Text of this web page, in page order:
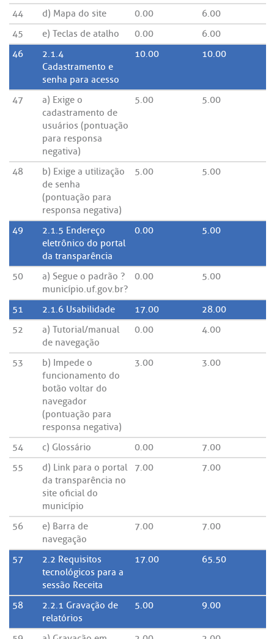
44 d) Mapa do site 0.00
6.00
45
e) Teclas de atalho 0.00
6.00
46
2.1.4
Cadastramento e
senha para acesso
10.00 10.00
47
a) Exige o
cadastramento de
usuários (pontuação
para responsa
negativa)
5.00 5.00
48
b) Exige a utilização
de senha
(pontuação para
responsa negativa)
5.00 5.00
49
2.1.5 Endereço
eletrônico do portal
da transparência
0.00 5.00
50
a) Segue o padrão ?
município.uf.gov.br?
0.00 5.00
51 2.1.6 Usabilidade 17.00
28.00
52
a) Tutorial/manual
de navegação
0.00 4.00
53
b) Impede o
funcionamento do
botão voltar do
navegador
(pontuação para
responsa negativa)
3.00 3.00
54 c) Glossário 0.00
7.00
55
d) Link para o portal
da transparência no
site oficial do
município
7.00 7.00
56
e) Barra de
navegação
7.00 7.00
57
2.2 Requisitos
tecnológicos para a
sessão Receita
17.00 65.50
58
2.2.1 Gravação de
relatórios
5.00 9.00